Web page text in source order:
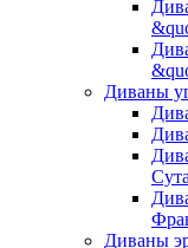
Диваны
Диваны